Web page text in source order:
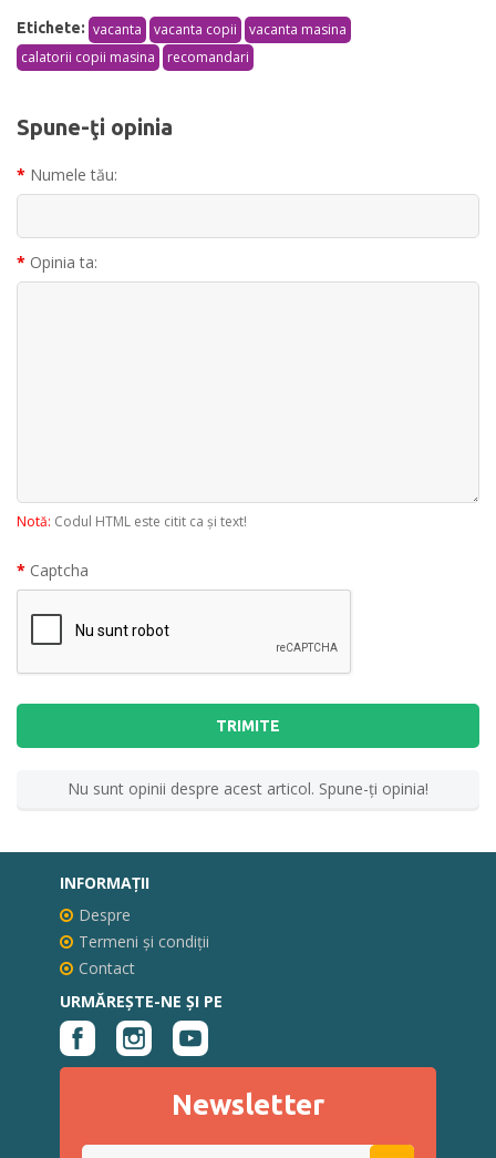
Etichete: vacanta vacanta copii
vacanta masina
calatorii copii masina
recomandari
Spune-ţi opinia
Numele tău:
Opinia ta:
Notă: Codul HTML este citit ca şi text!
Captcha
TRIMITE
Nu sunt opinii despre acest articol. Spune-ţi opinia!
INFORMAŢII
Despre
Termeni și condiții
Contact
URMĂREȘTE-NE ȘI PE
Newsletter